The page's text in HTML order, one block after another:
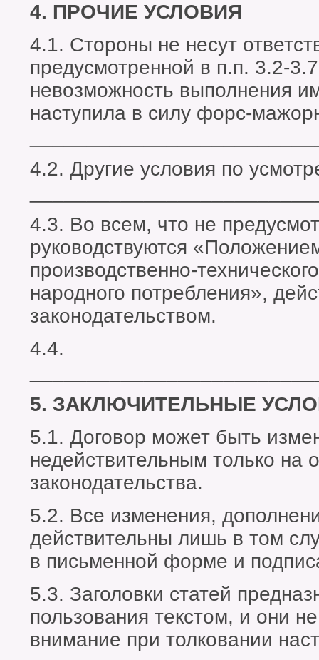
4. ПРОЧИЕ УСЛОВИЯ
4.1. Стороны не несут
предусмотренной в п.п. 3.2-
невозможность выполнения
наступила в силу форс-
4.2. Другие условия по
4.3. Во всем, что не
руководствуются
производственно-
народного потребления»,
законодательством.
4.4.
5. ЗАКЛЮЧИТЕЛЬНЫЕ
5.1. Договор может быть
недействительным только на
законодательства.
5.2. Все изменения,
действительны лишь в том
в письменной форме и
5.3. Заголовки статей
пользования текстом, и они
внимание при толковании